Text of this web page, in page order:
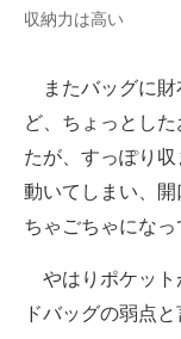
収納力は高い
またバッグに財
ど、ちょっとし
たが、すっぽり
動いてしまい、
ちゃごちゃになっ
やはりポケット
ドバッグの弱点